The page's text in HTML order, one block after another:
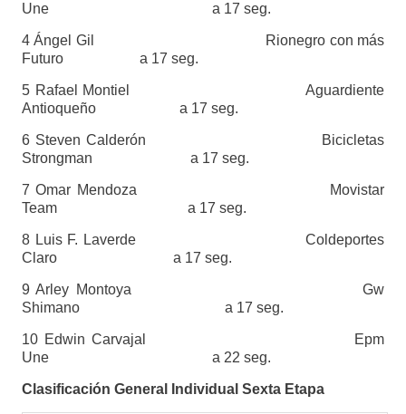
Une a 17 seg.
4 Ángel Gil Rionegro con más
Futuro a 17 seg.
5 Rafael Montiel Aguardiente
Antioqueño a 17 seg.
6 Steven Calderón Bicicletas
Strongman a 17 seg.
7 Omar Mendoza Movistar
Team a 17 seg.
8 Luis F. Laverde Coldeportes
Claro a 17 seg.
9 Arley Montoya Gw
Shimano a 17 seg.
10 Edwin Carvajal Epm
Une a 22 seg.
Clasificación General Individual Sexta Etapa